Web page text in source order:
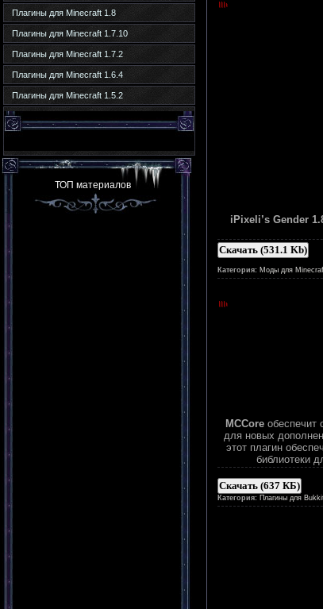
Плагины для Minecraft 1.8
Плагины для Minecraft 1.7.10
Плагины для Minecraft 1.7.2
Плагины для Minecraft 1.6.4
Плагины для Minecraft 1.5.2
ТОП материалов
iPixeli’s Gender
Скачать (531.1 Kb)
Категория: Моды для
MCCore обеспечит
для новых
этот плагин
библиотеки
Скачать (637 КБ)
Категория: Плагины для